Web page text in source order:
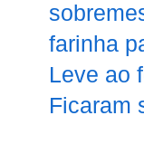
farinha
Leve ao
Ficaram